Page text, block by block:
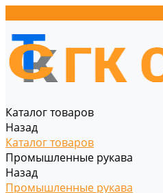
Каталог товаров
Назад
Каталог товаров
Промышленные рукава
Назад
Промышленные рукава